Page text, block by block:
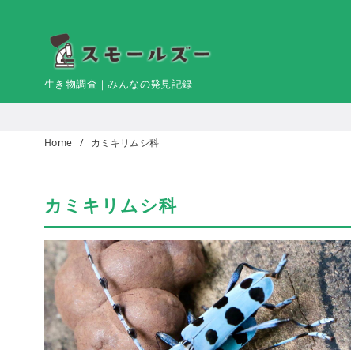
生き物調査｜みんなの発見記録
Home カミキリムシ科
カミキリムシ科